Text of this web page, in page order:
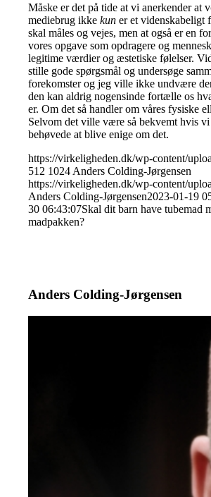
Måske er det på tide at vi anerkender at
mediebrug ikkekun er et videnskabeligt
skal måles og vejes, men at også er en
vores opgave som opdragere og
legitime værdier og æstetiske følelser.
stille gode spørgsmål og undersøge
forekomster og jeg ville ikke undvære
den kan aldrig nogensinde fortælle os
er. Om det så handler om våres fysiske
Selvom det ville være så bekvemt hvis
behøvede at blive enige om det.
https://virkeligheden.dk/wp-content/
512 1024 Anders Colding-Jørgensen
https://virkeligheden.dk/wp-content/
Anders Colding-Jørgensen2023-01-19
30 06:43:07Skal dit barn have tubemad
madpakken?
Anders Colding-Jørgensen